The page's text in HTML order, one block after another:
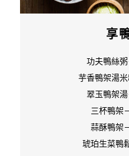
享
功夫鴨絲
芋香鴨架湯
翠玉鴨架
三杯鴨架
蒜酥鴨架
琥珀生菜鴨